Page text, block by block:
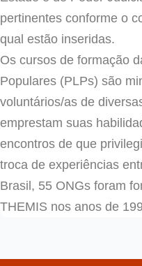
pertinentes conforme o
qual estão inseridas.
Os cursos de formação
Populares (PLPs) são
voluntários/as de
emprestam suas
encontros de que
troca de experiências
Brasil, 55 ONGs foram
THEMIS nos anos de